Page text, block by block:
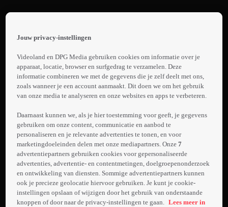
page
Americas
1. Promo:
The
Americas
Bekijk de
grootste
natuurwonderen
van het
Amerikaanse
continent. Van
de noord- tot
Meer
info
Jouw privacy-instellingen
Videoland en DPG Media gebruiken cookies om informatie over je
apparaat, locatie, browser en surfgedrag te verzamelen. Deze
informatie combineren we met de gegevens die je zelf deelt met ons,
zoals wanneer je een account aanmaakt. Dit doen we om het gebruik
van onze media te analyseren en onze websites en apps te verbeteren.
Daarnaast kunnen we, als je hier toestemming voor geeft, je gegevens
gebruiken om onze content, communicatie en aanbod te
personaliseren en je relevante advertenties te tonen, en voor
marketingdoeleinden delen met onze mediapartners. Onze7
advertentiepartners gebruiken cookies voor gepersonaliseerde
advertenties, advertentie- en contentmetingen, doelgroepenonderzoek
en ontwikkeling van diensten. Sommige advertentiepartners kunnen
ook je precieze geolocatie hiervoor gebruiken. Je kunt je cookie-
instellingen opslaan of wijzigen door het gebruik van onderstaande
knoppen of door naar de privacy-instellingen te gaan. Lees meer in